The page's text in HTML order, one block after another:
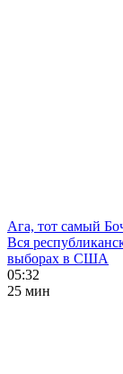
Ага, тот самый
Вся
выборах в США
05:32
25 мин